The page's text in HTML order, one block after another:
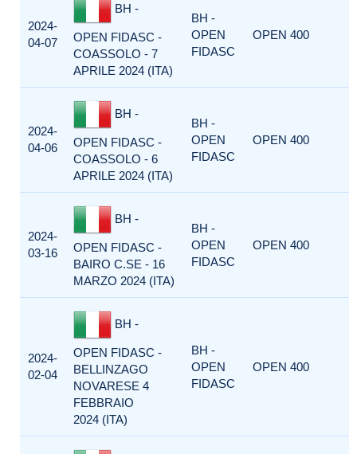
2024-
04-07
BH -
OPEN FIDASC -
COASSOLO - 7
APRILE 2024 (ITA)
BH -
OPEN
FIDASC
OPEN 400
2024-
04-06
BH -
OPEN FIDASC -
COASSOLO - 6
APRILE 2024 (ITA)
BH -
OPEN
FIDASC
OPEN 400
2024-
03-16
BH -
OPEN FIDASC -
BAIRO C.SE - 16
MARZO 2024 (ITA)
BH -
OPEN
FIDASC
OPEN 400
2024-
02-04
BH -
OPEN FIDASC -
BELLINZAGO
NOVARESE 4
FEBBRAIO
2024 (ITA)
BH -
OPEN
FIDASC
OPEN 400